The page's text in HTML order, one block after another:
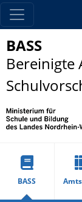
BASS
Bereinigte
BASS